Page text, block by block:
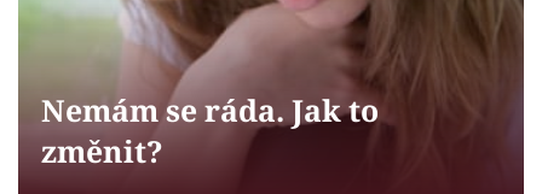
Sledujte prima+
Filmový festival Karlovy Vary
Nemám se ráda. Jak to
změnit?